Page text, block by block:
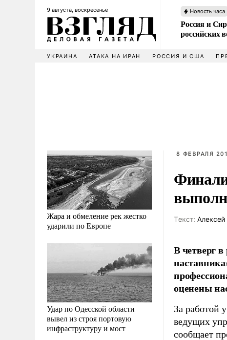
9 августа, воскресенье Новость часа
Россия и
российских
УКРАИНА АТАКА НА ИРАН РОССИЯ И США
Жара и обмеление рек жестко
ударили по Европе
Удар по Одесской области
вывел из строя портовую
инфраструктуру и мост
8 ФЕВРАЛЯ
Tекст: Алексей
В четверг
оценены
За работой
ведущих
сообщает